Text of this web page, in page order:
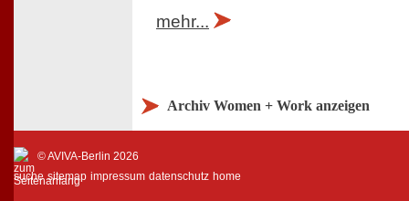
mehr...
Archiv Women + Work anzeigen
© AVIVA-Berlin 2026
suche sitemap impressum datenschutz home